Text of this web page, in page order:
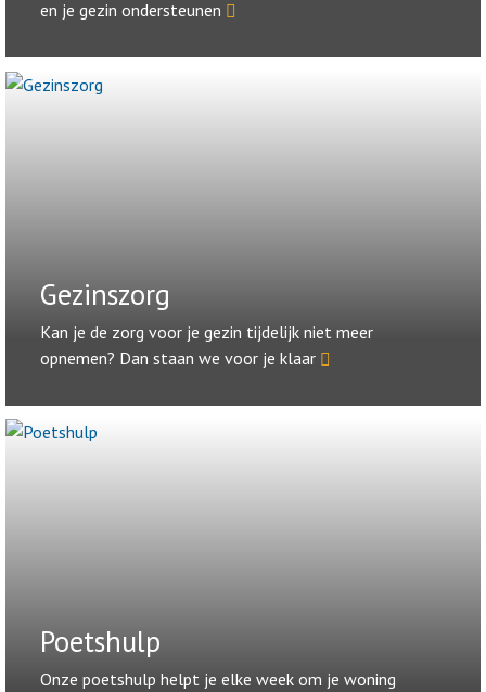
en je gezin ondersteunen
Gezinszorg
Kan je de zorg voor je gezin tijdelijk niet meer
opnemen? Dan staan we voor je klaar
Poetshulp
Onze poetshulp helpt je elke week om je woning